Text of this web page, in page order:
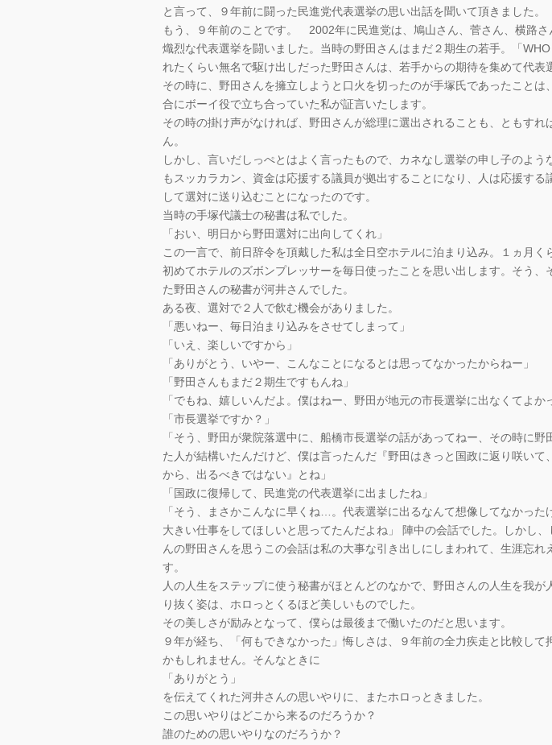
と言って、９年前に闘った民進党代表選挙の思い出話を聞いて頂きました。
もう、９年前のことです。 2002年に民進党は、鳩山さん、菅さん、横路さ
熾烈な代表選挙を闘いました。当時の野田さんはまだ２期生の若手。「
れたくらい無名で駆け出しだった野田さんは、若手からの期待を集めて代表
その時に、野田さんを擁立しようと口火を切ったのが手塚氏であったことは
合にボーイ役で立ち合っていた私が証言いたします。
その時の掛け声がなければ、野田さんが総理に選出されることも、ともすれ
ん。
しかし、言いだしっぺとはよく言ったもので、カネなし選挙の申し子のよう
もスッカラカン、資金は応援する議員が拠出することになり、人は応援する
して選対に送り込むことになったのです。
当時の手塚代議士の秘書は私でした。
「おい、明日から野田選対に出向してくれ」
この一言で、前日辞令を頂戴した私は全日空ホテルに泊まり込み。１ヵ月く
初めてホテルのズボンプレッサーを毎日使ったことを思い出します。そう、
た野田さんの秘書が河井さんでした。
ある夜、選対で２人で飲む機会がありました。
「悪いねー、毎日泊まり込みをさせてしまって」
「いえ、楽しいですから」
「ありがとう、いやー、こんなことになるとは思ってなかったからねー」
「野田さんもまだ２期生ですもんね」
「でもね、嬉しいんだよ。僕はねー、野田が地元の市長選挙に出なくてよか
「市長選挙ですか？」
「そう、野田が衆院落選中に、船橋市長選挙の話があってねー、その時に野
た人が結構いたんだけど、僕は言ったんだ『野田はきっと国政に返り咲いて
から、出るべきではない』とね」
「国政に復帰して、民進党の代表選挙に出ましたね」
「そう、まさかこんなに早くね…。代表選挙に出るなんて想像してなかった
大きい仕事をしてほしいと思ってたんだよね」 陣中の会話でした。しかし、
んの野田さんを思うこの会話は私の大事な引き出しにしまわれて、生涯忘れ
す。
人の人生をステップに使う秘書がほとんどのなかで、野田さんの人生を我が
り抜く姿は、ホロっとくるほど美しいものでした。
その美しさが励みとなって、僕らは最後まで働いたのだと思います。
９年が経ち、「何もできなかった」悔しさは、９年前の全力疾走と比較して
かもしれません。そんなときに
「ありがとう」
を伝えてくれた河井さんの思いやりに、またホロっときました。
この思いやりはどこから来るのだろうか？
誰のための思いやりなのだろうか？